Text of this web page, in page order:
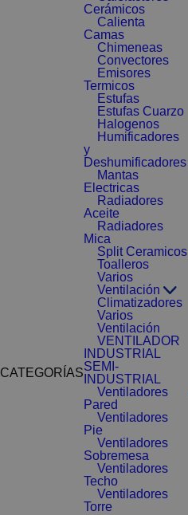
CATEGORÍAS
Cerámicos
Calienta
Camas
Chimeneas
Convectores
Emisores
Termicos
Estufas
Estufas Cuarzo
Halogenos
Humificadores
y
Deshumificadores
Mantas
Electricas
Radiadores
Aceite
Radiadores
Mica
Split Ceramicos
Toalleros
Varios
Ventilación
Climatizadores
Varios
Ventilación
VENTILADOR
INDUSTRIAL
SEMI-
INDUSTRIAL
Ventiladores
Pared
Ventiladores
Pie
Ventiladores
Sobremesa
Ventiladores
Techo
Ventiladores
Torre